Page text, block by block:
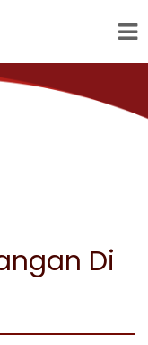
Di